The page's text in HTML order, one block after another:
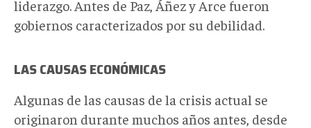
liderazgo. Antes de Paz, Áñez y Arce fueron
gobiernos caracterizados por su debilidad.
LAS CAUSAS ECONÓMICAS
Algunas de las causas de la crisis actual se
originaron durante muchos años antes, desde